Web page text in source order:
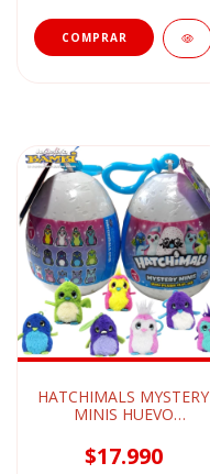
HATCHIMALS MYSTERY
MINIS HUEVO
$17.990